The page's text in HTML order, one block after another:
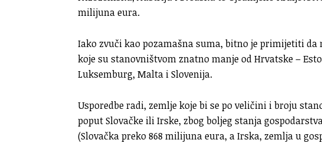
milijuna eura.
Iako zvuči kao pozamašna suma, bitno je primijetiti da
koje su stanovništvom znatno manje od Hrvatske –
Luksemburg, Malta i Slovenija.
Usporedbe radi, zemlje koje bi se po veličini i broju
poput Slovačke ili Irske, zbog boljeg stanja
(Slovačka preko 868 milijuna eura, a Irska, zemlja u